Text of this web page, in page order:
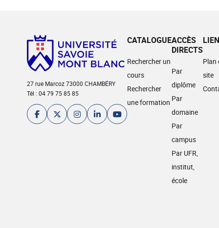
27 rue Marcoz 73000 CHAMBÉRY
Tél : 04 79 75 85 85
CATALOGUE
Rechercher un
cours
Rechercher
une formation
ACCÈS
DIRECTS
Par
diplôme
Par
domaine
Par
campus
Par UFR,
institut,
école
Plan
site